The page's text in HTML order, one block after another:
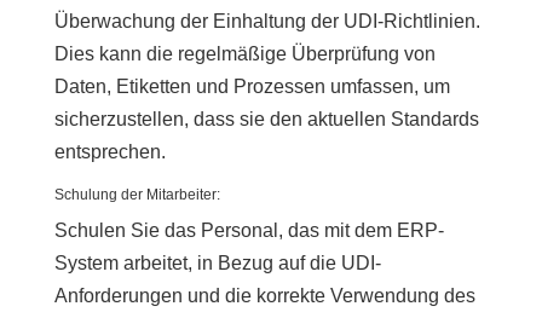
Überwachung der Einhaltung der UDI-Richtlinien.
Dies kann die regelmäßige Überprüfung von
Daten, Etiketten und Prozessen umfassen, um
sicherzustellen, dass sie den aktuellen Standards
entsprechen.
Schulung der Mitarbeiter:
Schulen Sie das Personal, das mit dem ERP-
System arbeitet, in Bezug auf die UDI-
Anforderungen und die korrekte Verwendung des